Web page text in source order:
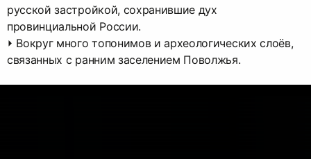
русской застройкой, сохранившие дух
провинциальной России.
⏵ Вокруг много топонимов и археологических слоёв,
связанных с ранним заселением Поволжья.